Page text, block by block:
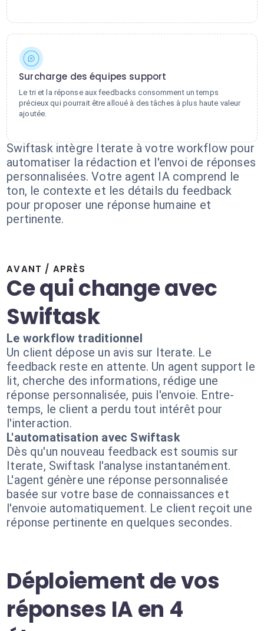
Surcharge des équipes support
Le tri et la réponse aux feedbacks consomment un temps
précieux qui pourrait être alloué à des tâches à plus haute valeur
ajoutée.
Swiftask intègre Iterate à votre workflow pour
automatiser la rédaction et l'envoi de réponses
personnalisées. Votre agent IA comprend le
ton, le contexte et les détails du feedback
pour proposer une réponse humaine et
pertinente.
AVANT / APRÈS
Ce qui change avec
Swiftask
Le workflow traditionnel
Un client dépose un avis sur Iterate. Le
feedback reste en attente. Un agent support le
lit, cherche des informations, rédige une
réponse personnalisée, puis l'envoie. Entre-
temps, le client a perdu tout intérêt pour
l'interaction.
L'automatisation avec Swiftask
Dès qu'un nouveau feedback est soumis sur
Iterate, Swiftask l'analyse instantanément.
L'agent génère une réponse personnalisée
basée sur votre base de connaissances et
l'envoie automatiquement. Le client reçoit une
réponse pertinente en quelques secondes.
Déploiement de vos
réponses IA en 4